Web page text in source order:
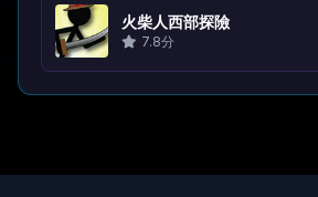
火柴人西部探險
7.8分